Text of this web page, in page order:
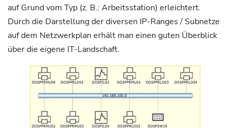
auf Grund vom Typ (z. B.: Arbeitsstation) erleichtert.
Durch die Darstellung der diversen IP-Ranges / Subnetze
auf dem Netzwerkplan erhält man einen guten Überblick
über die eigene IT-Landschaft.